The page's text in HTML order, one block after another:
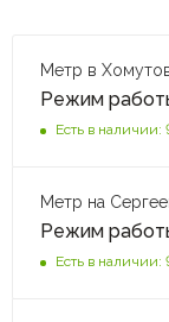
Метр в
Режим
Есть в наличии:
Метр на
Режим
Есть в наличии: